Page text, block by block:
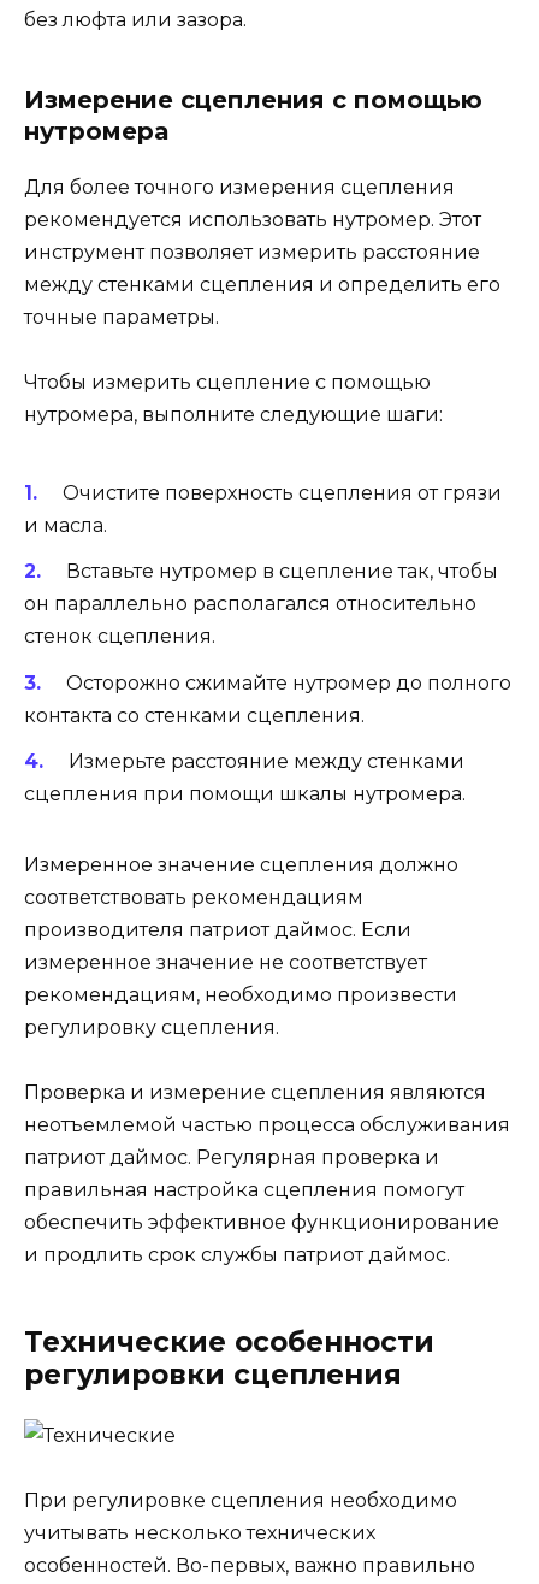
без люфта или зазора.
Измерение сцепления с помощью
нутромера
Для более точного измерения сцепления
рекомендуется использовать нутромер. Этот
инструмент позволяет измерить расстояние
между стенками сцепления и определить его
точные параметры.
Чтобы измерить сцепление с помощью
нутромера, выполните следующие шаги:
Очистите поверхность сцепления от грязи
и масла.
Вставьте нутромер в сцепление так, чтобы
он параллельно располагался относительно
стенок сцепления.
Осторожно сжимайте нутромер до полного
контакта со стенками сцепления.
Измерьте расстояние между стенками
сцепления при помощи шкалы нутромера.
Измеренное значение сцепления должно
соответствовать рекомендациям
производителя патриот даймос. Если
измеренное значение не соответствует
рекомендациям, необходимо произвести
регулировку сцепления.
Проверка и измерение сцепления являются
неотъемлемой частью процесса обслуживания
патриот даймос. Регулярная проверка и
правильная настройка сцепления помогут
обеспечить эффективное функционирование
и продлить срок службы патриот даймос.
Технические особенности
регулировки сцепления
При регулировке сцепления необходимо
учитывать несколько технических
особенностей. Во-первых, важно правильно